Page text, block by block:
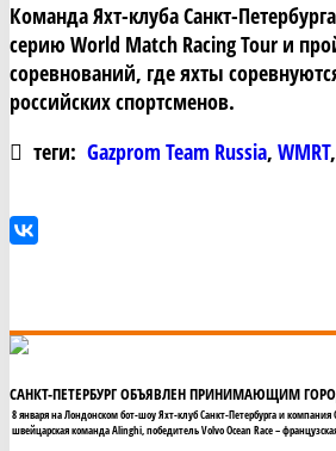
Команда Яхт-клуба Санкт-
серию World Match Racing Tour и
соревнований, где яхты
российских спортсменов.
теги: Gazprom Team Russia, WMRT,
САНКТ-ПЕТЕРБУРГ ОБЪЯВЛЕН ПРИНИМАЮЩИМ
8 января на Лондонском бот-шоу Яхт-клуб Санкт-Петербурга и компания
швейцарская команда Alinghi, победитель Volvo Ocean Race –